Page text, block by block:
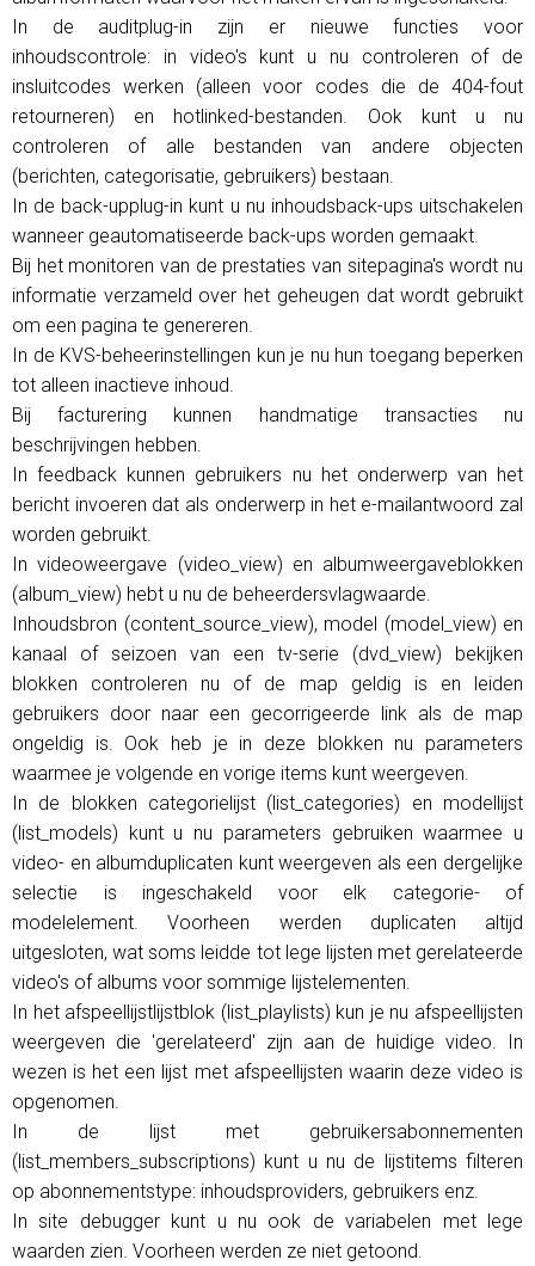
In de auditplug-in zijn er nieuwe functies voor
inhoudscontrole: in video's kunt u nu controleren of de
insluitcodes werken (alleen voor codes die de 404-fout
retourneren) en hotlinked-bestanden. Ook kunt u nu
controleren of alle bestanden van andere objecten
(berichten, categorisatie, gebruikers) bestaan.
In de back-upplug-in kunt u nu inhoudsback-ups uitschakelen
wanneer geautomatiseerde back-ups worden gemaakt.
Bij het monitoren van de prestaties van sitepagina's wordt nu
informatie verzameld over het geheugen dat wordt gebruikt
om een ​​pagina te genereren.
In de KVS-beheerinstellingen kun je nu hun toegang beperken
tot alleen inactieve inhoud.
Bij facturering kunnen handmatige transacties nu
beschrijvingen hebben.
In feedback kunnen gebruikers nu het onderwerp van het
bericht invoeren dat als onderwerp in het e-mailantwoord zal
worden gebruikt.
In videoweergave (video_view) en albumweergaveblokken
(album_view) hebt u nu de beheerdersvlagwaarde.
Inhoudsbron (content_source_view), model (model_view) en
kanaal of seizoen van een tv-serie (dvd_view) bekijken
blokken controleren nu of de map geldig is en leiden
gebruikers door naar een gecorrigeerde link als de map
ongeldig is. Ook heb je in deze blokken nu parameters
waarmee je volgende en vorige items kunt weergeven.
In de blokken categorielijst (list_categories) en modellijst
(list_models) kunt u nu parameters gebruiken waarmee u
video- en albumduplicaten kunt weergeven als een dergelijke
selectie is ingeschakeld voor elk categorie- of
modelelement. Voorheen werden duplicaten altijd
uitgesloten, wat soms leidde tot lege lijsten met gerelateerde
video's of albums voor sommige lijstelementen.
In het afspeellijstlijstblok (list_playlists) kun je nu afspeellijsten
weergeven die 'gerelateerd' zijn aan de huidige video. In
wezen is het een lijst met afspeellijsten waarin deze video is
opgenomen.
In de lijst met gebruikersabonnementen
(list_members_subscriptions) kunt u nu de lijstitems filteren
op abonnementstype: inhoudsproviders, gebruikers enz.
In site debugger kunt u nu ook de variabelen met lege
waarden zien. Voorheen werden ze niet getoond.